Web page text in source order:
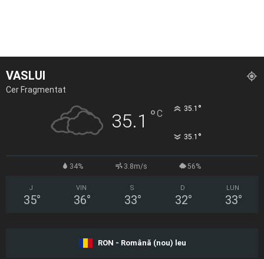
VASLUI
Cer Fragmentat
35.1 °C 35.1 °
35.1 °
34% 3.8m/s 56%
J
35°
VIN
36°
S
33°
D
32°
LUN
33°
RON - Română (nou) leu